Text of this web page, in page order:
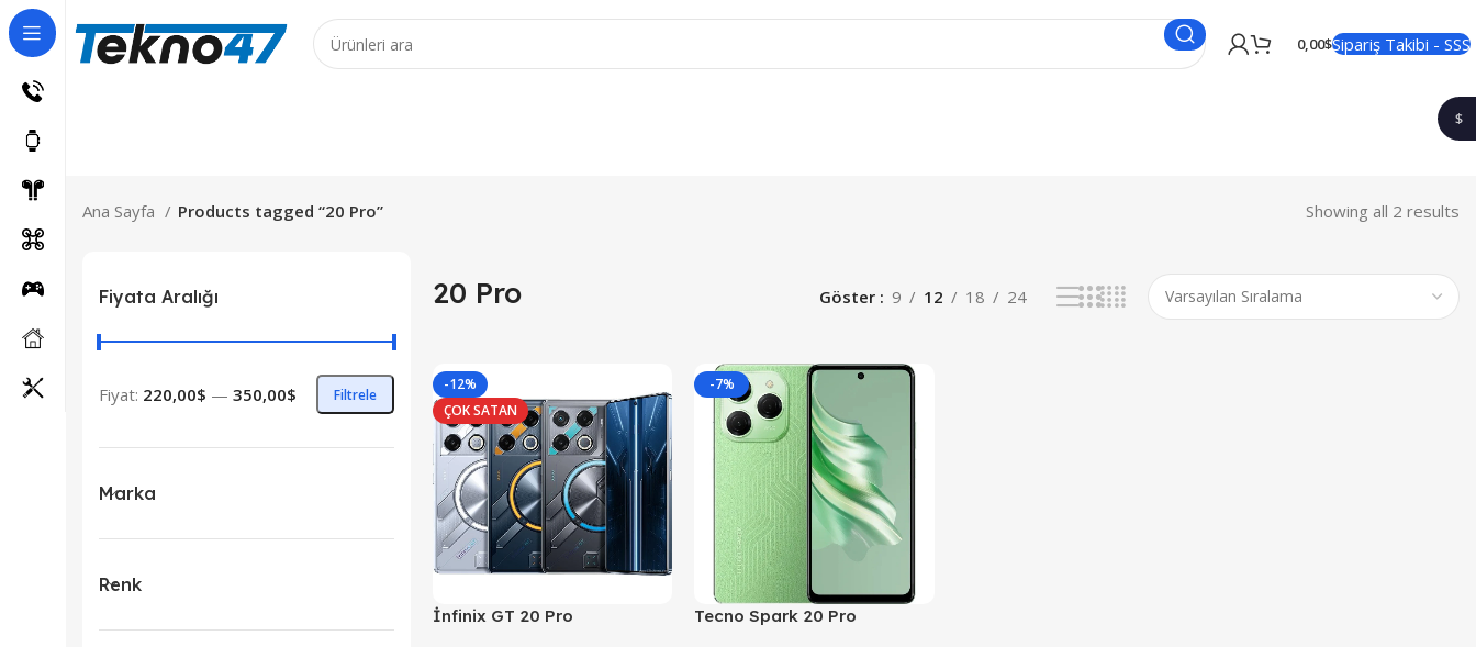
0,00$Sipariş Takibi - SSS
için 7 iş günüdür!
Ana Sayfa Products tagged “20 Pro” Showing all 2 results
Fiyata Aralığı
Filtrele
Fiyat: 220,00$ — 350,00$
Marka
Renk
20 Pro Göster 9 12 18 24
-12%
ÇOK SATAN
İnfinix GT 20 Pro
-7%
Tecno Spark 20 Pro
$